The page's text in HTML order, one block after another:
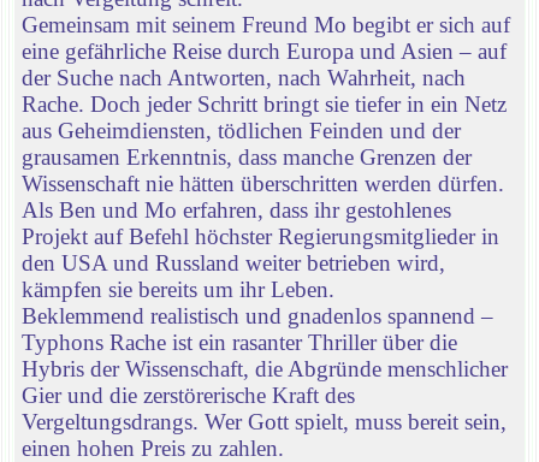
Gemeinsam mit seinem Freund Mo begibt er sich auf
eine gefährliche Reise durch Europa und Asien – auf
der Suche nach Antworten, nach Wahrheit, nach
Rache. Doch jeder Schritt bringt sie tiefer in ein Netz
aus Geheimdiensten, tödlichen Feinden und der
grausamen Erkenntnis, dass manche Grenzen der
Wissenschaft nie hätten überschritten werden dürfen.
Als Ben und Mo erfahren, dass ihr gestohlenes
Projekt auf Befehl höchster Regierungsmitglieder in
den USA und Russland weiter betrieben wird,
kämpfen sie bereits um ihr Leben.
Beklemmend realistisch und gnadenlos spannend –
Typhons Rache ist ein rasanter Thriller über die
Hybris der Wissenschaft, die Abgründe menschlicher
Gier und die zerstörerische Kraft des
Vergeltungsdrangs. Wer Gott spielt, muss bereit sein,
einen hohen Preis zu zahlen.